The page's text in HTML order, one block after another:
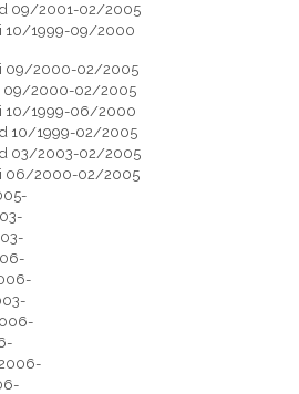
d 09/2001-02/2005
i 10/1999-09/2000
i 09/2000-02/2005
i 09/2000-02/2005
i 10/1999-06/2000
d 10/1999-02/2005
d 03/2003-02/2005
i 06/2000-02/2005